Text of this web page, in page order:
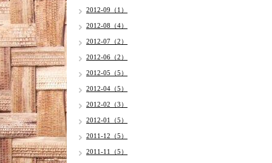
2012-09（1）
2012-08（4）
2012-07（2）
2012-06（2）
2012-05（5）
2012-04（5）
2012-02（3）
2012-01（5）
2011-12（5）
2011-11（5）